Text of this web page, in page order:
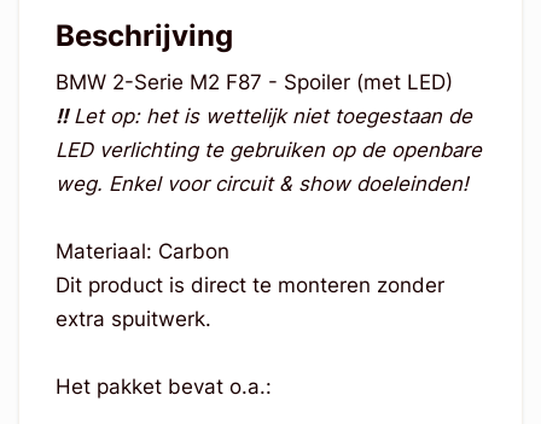
Beschrijving
BMW 2-Serie M2 F87 - Spoiler (met LED)
!!Let op: het is wettelijk niet toegestaan de
LED verlichting te gebruiken op de openbare
weg. Enkel voor circuit & show doeleinden!
Materiaal: Carbon
Dit product is direct te monteren zonder
extra spuitwerk.
Het pakket bevat o.a.: